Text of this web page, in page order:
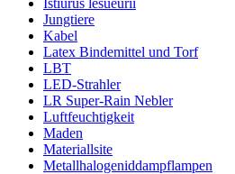
Jungtiere
Kabel
Latex Bindemittel und Torf
LBT
LED-Strahler
LR Super-Rain Nebler
Luftfeuchtigkeit
Maden
Materiallsite
Metallhalogeniddampflampen